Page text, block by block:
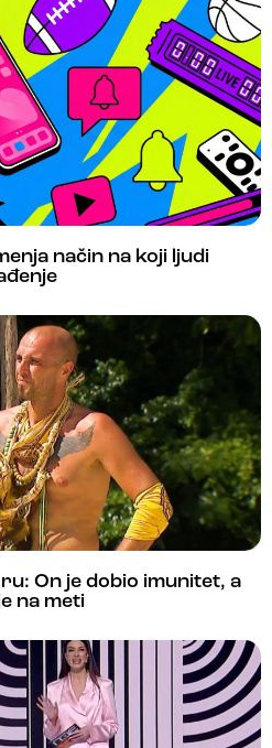
način na koji ljudi
On je dobio imunitet, a
na meti